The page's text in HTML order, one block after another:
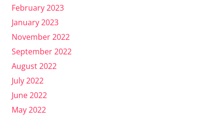
February 2023
January 2023
November 2022
September 2022
August 2022
July 2022
June 2022
May 2022